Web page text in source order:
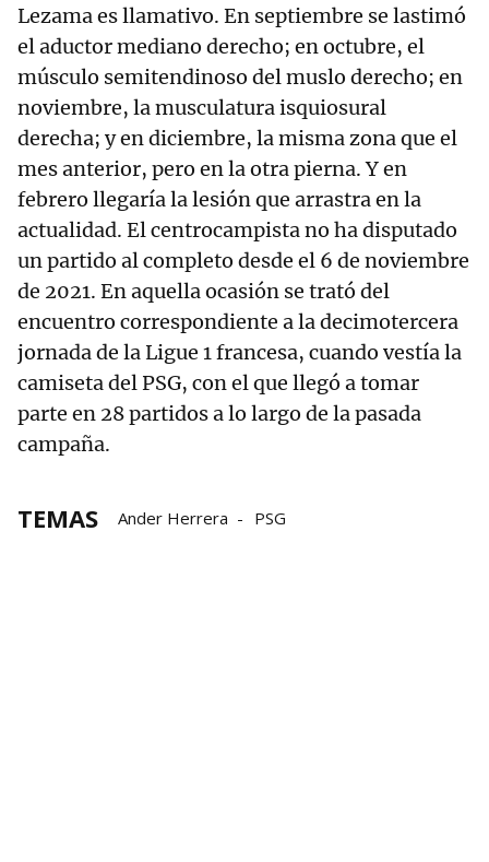
Lezama es llamativo. En septiembre se lastimó
el aductor mediano derecho; en octubre, el
músculo semitendinoso del muslo derecho; en
noviembre, la musculatura isquiosural
derecha; y en diciembre, la misma zona que el
mes anterior, pero en la otra pierna. Y en
febrero llegaría la lesión que arrastra en la
actualidad. El centrocampista no ha disputado
un partido al completo desde el 6 de noviembre
de 2021. En aquella ocasión se trató del
encuentro correspondiente a la decimotercera
jornada de la Ligue 1 francesa, cuando vestía la
camiseta del PSG, con el que llegó a tomar
parte en 28 partidos a lo largo de la pasada
campaña.
TEMAS Ander Herrera PSG